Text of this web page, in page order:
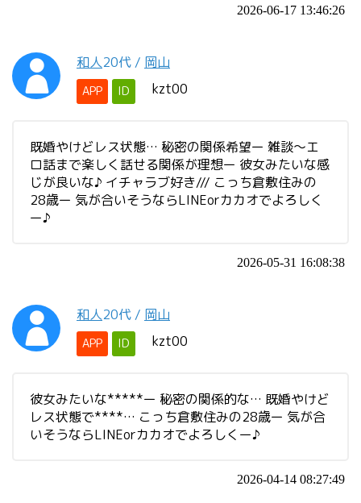
2026-06-17 13:46:26
和人20代 / 岡山
APP ID kzt00
既婚やけどレス状態… 秘密の関係希望ー 雑談～エ
ロ話まで楽しく話せる関係が理想ー 彼女みたいな感
じが良いな♪ イチャラブ好き/// こっち倉敷住みの
28歳ー 気が合いそうならLINEorカカオでよろしく
ー♪
2026-05-31 16:08:38
和人20代 / 岡山
APP ID kzt00
彼女みたいな*****ー 秘密の関係的な… 既婚やけど
レス状態で****… こっち倉敷住みの28歳ー 気が合
いそうならLINEorカカオでよろしくー♪
2026-04-14 08:27:49